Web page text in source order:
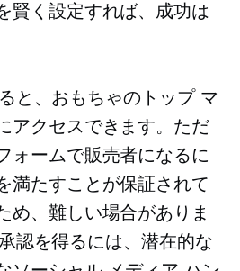
賢く設定すれば、成功は
と、おもちゃのトップ マ
アクセスできます。ただ
ォームで販売者になるに
満たすことが保証されて
め、難しい場合がありま
認を得るには、潜在的な